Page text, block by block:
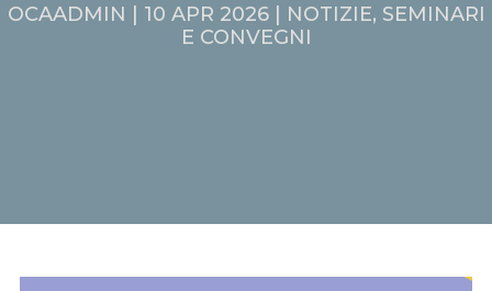
OCAADMIN | 10 APR 2026 | NOTIZIE, SEMINARI
E CONVEGNI